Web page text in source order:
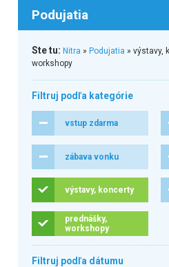
Podujatia
Ste tu: Nitra » Podujatia » výstavy,
workshopy
Filtruj podľa kategórie
vstup zdarma
zábava vonku
výstavy, koncerty
prednášky,
workshopy
Filtruj podľa dátumu